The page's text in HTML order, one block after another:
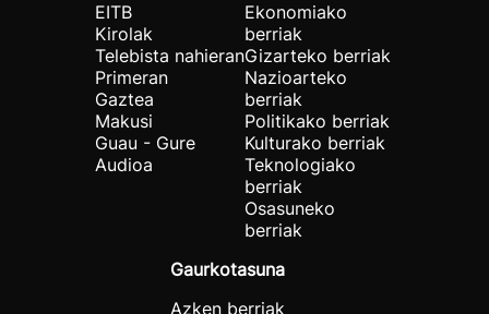
EITB
Kirolak
Telebista nahieran
Primeran
Gaztea
Makusi
Guau - Gure
Audioa
Ekonomiako
berriak
Gizarteko berriak
Nazioarteko
berriak
Politikako berriak
Kulturako berriak
Teknologiako
berriak
Osasuneko
berriak
Gaurkotasuna
Azken berriak